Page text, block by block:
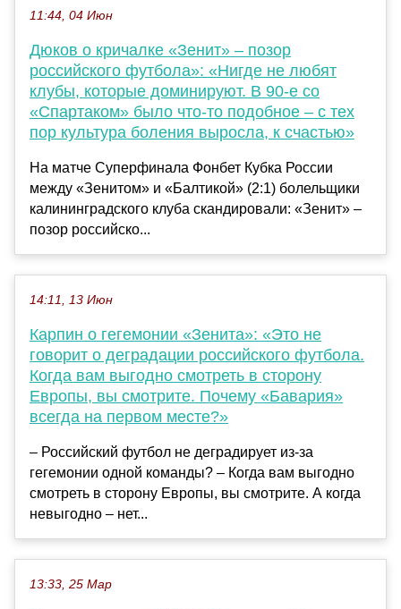
11:44, 04 Июн
Дюков о кричалке «Зенит» – позор
российского футбола»: «Нигде не любят
клубы, которые доминируют. В 90-е со
«Спартаком» было что-то подобное – с тех
пор культура боления выросла, к счастью»
На матче Суперфинала Фонбет Кубка России
между «Зенитом» и «Балтикой» (2:1) болельщики
калининградского клуба скандировали: «Зенит» –
позор российско...
14:11, 13 Июн
Карпин о гегемонии «Зенита»: «Это не
говорит о деградации российского футбола.
Когда вам выгодно смотреть в сторону
Европы, вы смотрите. Почему «Бавария»
всегда на первом месте?»
– Российский футбол не деградирует из-за
гегемонии одной команды? – Когда вам выгодно
смотреть в сторону Европы, вы смотрите. А когда
невыгодно – нет...
13:33, 25 Мар